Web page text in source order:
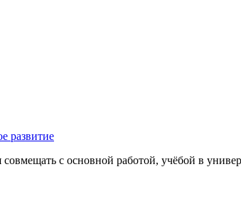
развитие
с основной работой, учёбой в